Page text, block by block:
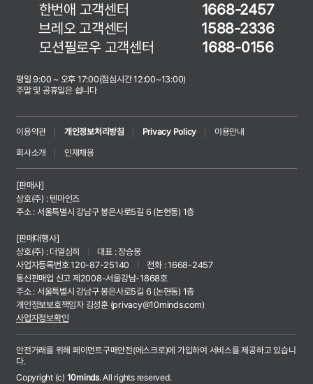
한번애 고객센터
1668-2457
브레오 고객센터
1588-2336
모션필로우 고객센터
1688-0156
평일 9:00 ~ 오후 17:00(점심시간 12:00~13:00)
주말 및 공휴일은 쉽니다
이용약관 개인정보처리방침 Privacy Policy
이용안내
회사소개
인재채용
[판매사]
상호(주) : 텐마인즈
주소 : 서울특별시 강남구 봉은사로5길 6 (논현동) 1층
[판매대행사]
상호(주) : 더열심히
대표 : 장승웅
사업자등록번호 120-87-25140
전화 : 1668-2457
통신판매업 신고 제2008-서울강남-1868호
주소 : 서울특별시 강남구 봉은사로5길 6 (논현동) 1층
개인정보보호책임자 김성훈 (privacy@10minds.com)
사업자정보확인
안전거래를 위해 페이먼트구매안전(에스크로)에 가입하여 서비스를 제공하고 있습니
다.
Copyright (c) 10minds. All rights reserved.